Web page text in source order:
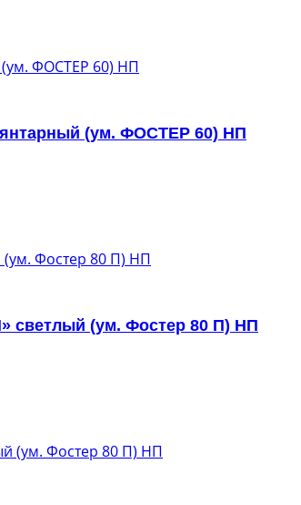
(ум. ФОСТЕР 60) НП
светлый (ум. Фостер 80 П) НП